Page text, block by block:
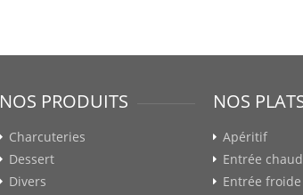
NOS PRODUITS
Charcuteries
Dessert
Divers
NOS
Apéritif
Entrée
Entrée froide